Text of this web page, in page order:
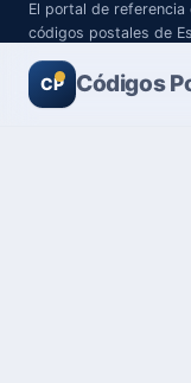
El portal de referencia
códigos postales de
CP Códigos